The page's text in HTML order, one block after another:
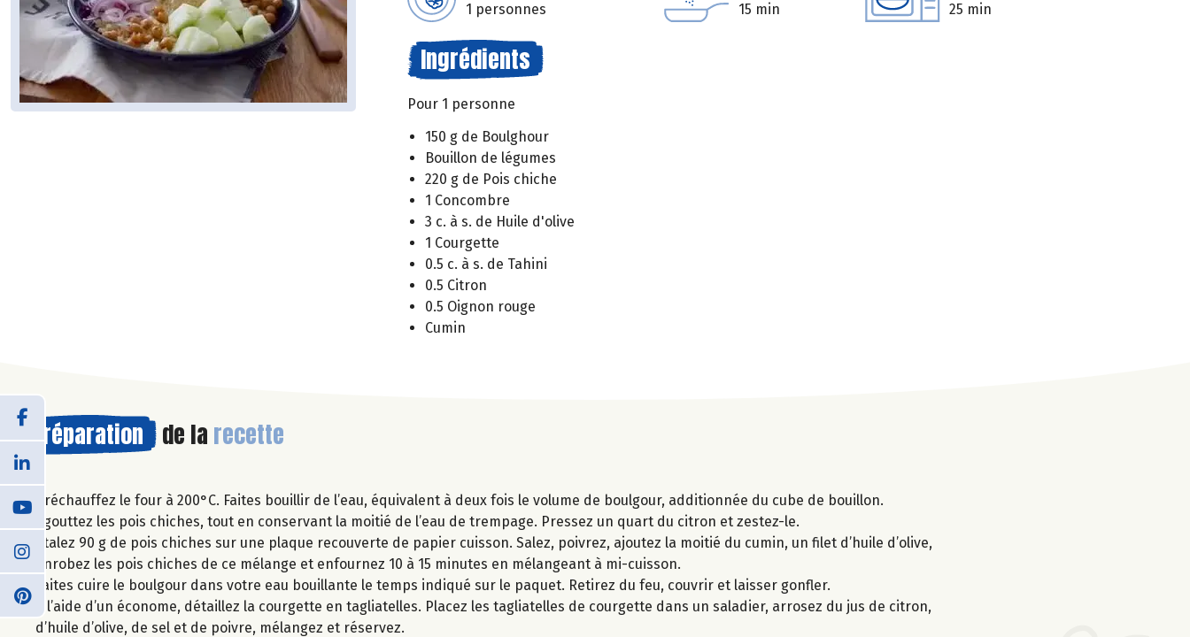
1 personnes 15 min 25 min
Ingrédients
Pour 1 personne
150 g de Boulghour
Bouillon de légumes
220 g de Pois chiche
1 Concombre
3 c. à s. de Huile d'olive
1 Courgette
0.5 c. à s. de Tahini
0.5 Citron
0.5 Oignon rouge
Cumin
Préparation de la recette
Préchauffez le four à 200°C. Faites bouillir de l’eau, équivalent à deux fois le volume de boulgour, additionnée du cube de bouillon.
Égouttez les pois chiches, tout en conservant la moitié de l’eau de trempage. Pressez un quart du citron et zestez-le.
Étalez 90 g de pois chiches sur une plaque recouverte de papier cuisson. Salez, poivrez, ajoutez la moitié du cumin, un filet d’huile d’olive,
enrobez les pois chiches de ce mélange et enfournez 10 à 15 minutes en mélangeant à mi-cuisson.
Faites cuire le boulgour dans votre eau bouillante le temps indiqué sur le paquet. Retirez du feu, couvrir et laisser gonfler.
À l’aide d’un économe, détaillez la courgette en tagliatelles. Placez les tagliatelles de courgette dans un saladier, arrosez du jus de citron,
d’huile d’olive, de sel et de poivre, mélangez et réservez.